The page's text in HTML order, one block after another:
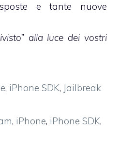
e tante nuove
alla luce dei vostri
, iPhone SDK, Jailbreak
, iPhone, iPhone SDK,